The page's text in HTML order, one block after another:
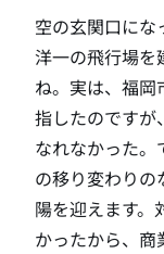
空の玄関口にな
洋一の飛行場を
ね。実は、福岡
指したのですが
なれなかった。
の移り変わり
陽を迎えます。
かったから、